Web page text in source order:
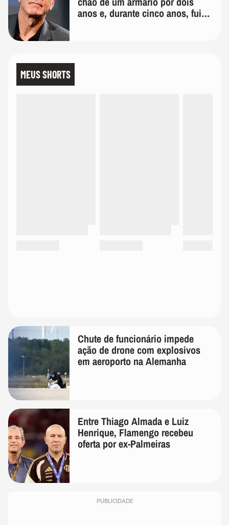
anos e, durante cinco anos, fui
MEUS SHORTS
Chute de funcionário impede
ação de drone com explosivos
em aeroporto na Alemanha
Entre Thiago Almada e Luiz
Henrique, Flamengo recebeu
oferta por ex-Palmeiras
PUBLICIDADE